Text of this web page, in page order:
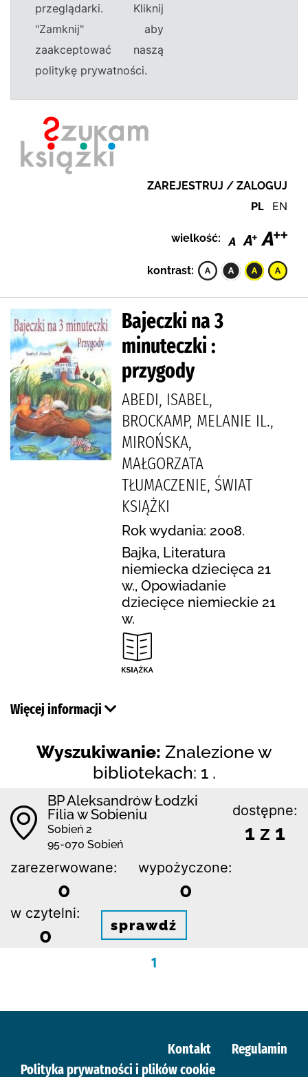
przeglądarki. Kliknij
"Zamknij" aby
zaakceptować naszą
politykę prywatności.
ZAREJESTRUJ / ZALOGUJ
PL EN
wielkość:
kontrast:
Bajeczki na 3
minuteczki :
przygody
ABEDI, ISABEL,
BROCKAMP, MELANIE IL.,
MIROŃSKA,
MAŁGORZATA
TŁUMACZENIE, ŚWIAT
KSIĄŻKI
Rok wydania: 2008.
Bajka, Literatura
niemiecka dziecięca 21
w., Opowiadanie
dziecięce niemieckie 21
w.
Więcej informacji
Wyszukiwanie: Znalezione w
bibliotekach: 1 .
BP Aleksandrów Łodzki
Filia w Sobieniu
Sobień 2
95-070 Sobień
dostępne:
1 z 1
zarezerwowane:
0
wypożyczone:
0
w czytelni:
0 sprawdź
1
Kontakt
Regulamin
Polityka prywatności i plików cookie